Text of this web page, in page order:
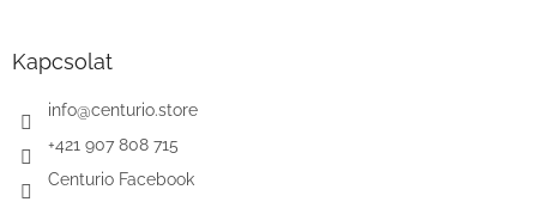
Kapcsolat
info@centurio.store
+421 907 808 715
Centurio Facebook